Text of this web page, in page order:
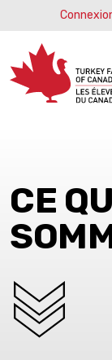
CE
SCROLL